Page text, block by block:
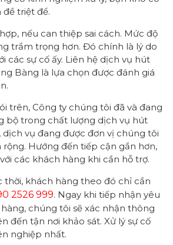
triệt để.
nếu can thiệp sai cách. Mức độ
trầm trọng hơn. Đó chính là lý do
các sự cố ấy. Liên hệ dịch vụ hút
Bàng là lựa chọn được đánh giá
trên, Công ty chúng tôi đã và đang
bộ trong chất lượng dịch vụ hút
dịch vụ đang được đơn vị chúng tôi
Hướng đến tiếp cận gần hơn,
các khách hàng khi cần hỗ trợ.
thời, khách hàng theo đó chỉ cần
2526 999. Ngay khi tiếp nhận yêu
chúng tôi sẽ xác nhận thông
đến tận nơi khảo sát. Xử lý sự cố
nghiệp nhất.